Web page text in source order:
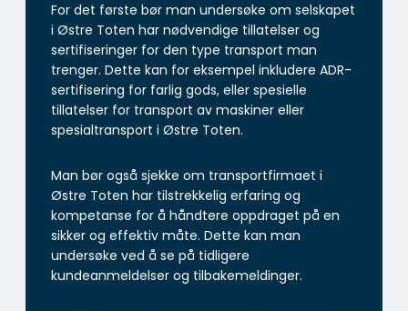
For det første bør man undersøke om selskapet
i Østre Toten har nødvendige tillatelser og
sertifiseringer for den type transport man
trenger. Dette kan for eksempel inkludere ADR-
sertifisering for farlig gods, eller spesielle
tillatelser for transport av maskiner eller
spesialtransport i Østre Toten.
Man bør også sjekke om transportfirmaet i
Østre Toten har tilstrekkelig erfaring og
kompetanse for å håndtere oppdraget på en
sikker og effektiv måte. Dette kan man
undersøke ved å se på tidligere
kundeanmeldelser og tilbakemeldinger.